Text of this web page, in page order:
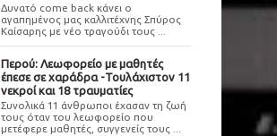
Δυνατό come back κάνει ο
αγαπημένος μας καλλιτέχνης Σπύρος
Καίσαρης με νέο τραγούδι τους ...
Περού: Λεωφορείο με μαθητές
έπεσε σε χαράδρα -Τουλάχιστον 11
νεκροί και 18 τραυματίες
Συνολικά 11 άνθρωποι έχασαν τη ζωή
τους όταν του λεωφορείο που
μετέφερε μαθητές, συγγενείς τους ...